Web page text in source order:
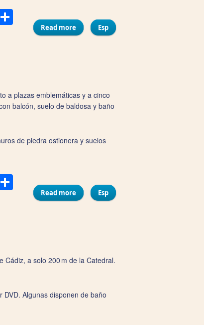
Compartir
Read more about Pensión Alquimia
Esp
a plazas emblemáticas y a cinco
balcón, suelo de baldosa y baño
de piedra ostionera y suelos
Compartir
Read more about Pensión Las Cuatro Naciones
Esp
Cádiz, a solo 200 m de la Catedral.
Algunas disponen de baño